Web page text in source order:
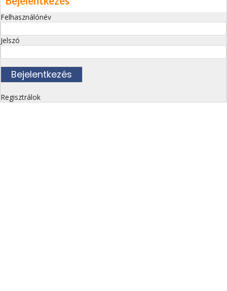
Felhasználónév
Jelszó
Regisztrálok